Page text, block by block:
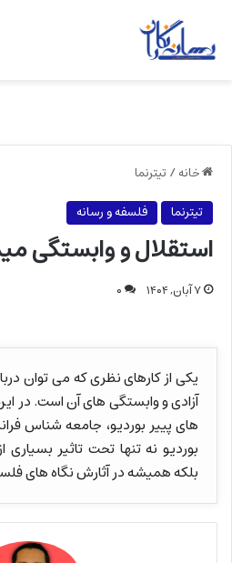
خانه/تیترنما
تیترنما
فلسفه و رسانه
استقلال و وابستگی
۷ آبان, ۱۴۰۴ ۰
یکی از کارهای نظری که می توان
آزادی و وابستگی های آن است. در
های پییر بوردیو، جامعه شناس
بوردیو نه تنها تحت تاثیر
بلکه همیشه در آثارش نگاه های